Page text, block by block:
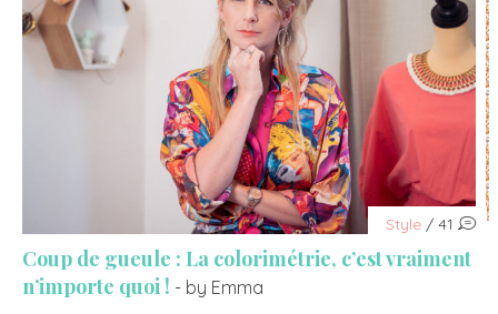
Style / 41
Coup de gueule : La colorimétrie, c’est vraiment
n’importe quoi ! - by Emma